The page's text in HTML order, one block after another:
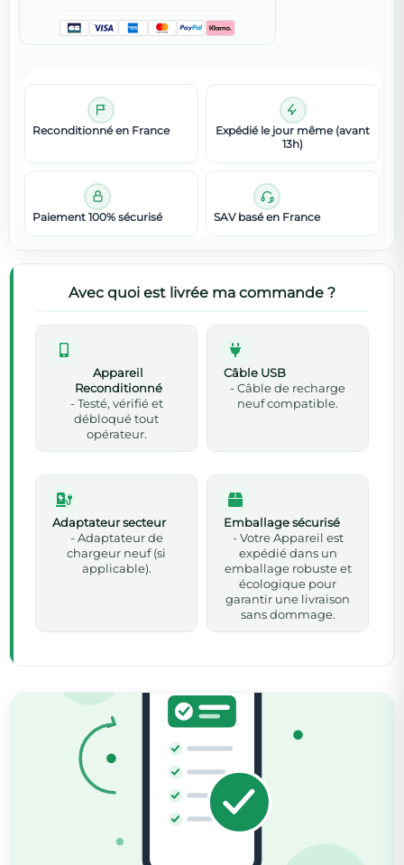
Reconditionné en France
Expédié le jour même (avant
13h)
Paiement 100% sécurisé SAV basé en France
Avec quoi est livrée ma commande ?
Appareil
Reconditionné
- Testé, vérifié et
débloqué tout
opérateur.
Câble USB
- Câble de recharge
neuf compatible.
Adaptateur secteur
- Adaptateur de
chargeur neuf (si
applicable).
Emballage sécurisé
- Votre Appareil est
expédié dans un
emballage robuste et
écologique pour
garantir une livraison
sans dommage.